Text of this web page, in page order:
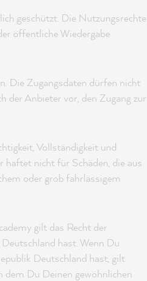
geschützt. Die Nutzungsrechte
öffentliche Wiedergabe
Die Zugangsdaten dürfen nicht
der Anbieter vor, den Zugang zur
Vollständigkeit und
nicht für Schäden, die aus
oder grob fahrlässigem
gilt das Recht der
hast. Wenn Du
Deutschland hast, gilt
dem Du Deinen gewöhnlichen